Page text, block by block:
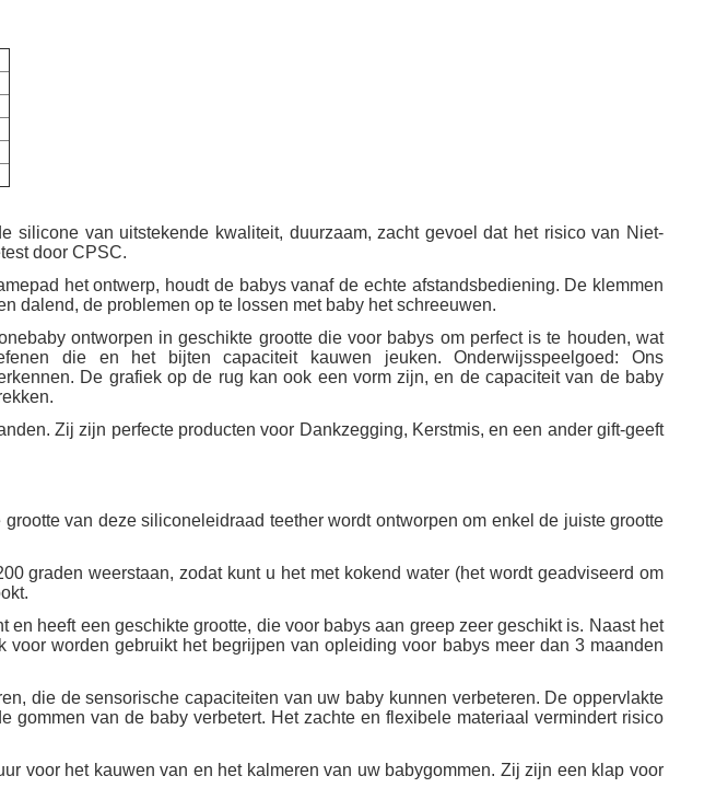
silicone van uitstekende kwaliteit, duurzaam, zacht gevoel dat het risico van Niet-
door CPSC.
het ontwerp, houdt de babys vanaf de echte afstandsbediening. De klemmen
dalend, de problemen op te lossen met baby het schreeuwen.
ontworpen in geschikte grootte die voor babys om perfect is te houden, wat
die en het bijten capaciteit kauwen jeuken. Onderwijsspeelgoed: Ons
De grafiek op de rug kan ook een vorm zijn, en de capaciteit van de baby
Zij zijn perfecte producten voor Dankzegging, Kerstmis, en een ander gift-geeft
van deze siliconeleidraad teether wordt ontworpen om enkel de juiste grootte
graden weerstaan, zodat kunt u het met kokend water (het wordt geadviseerd om
heeft een geschikte grootte, die voor babys aan greep zeer geschikt is. Naast het
worden gebruikt het begrijpen van opleiding voor babys meer dan 3 maanden
die de sensorische capaciteiten van uw baby kunnen verbeteren. De oppervlakte
van de baby verbetert. Het zachte en flexibele materiaal vermindert risico
voor het kauwen van en het kalmeren van uw babygommen. Zij zijn een klap voor